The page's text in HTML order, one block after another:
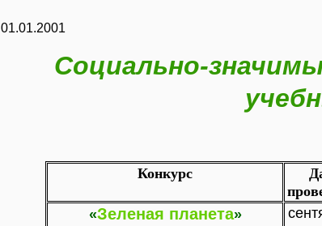
01.01.2001
Социально-
Конкурс
«Зеленая планета»